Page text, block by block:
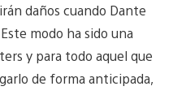
daños cuando Dante
modo ha sido una
y para todo aquel que
de forma anticipada,